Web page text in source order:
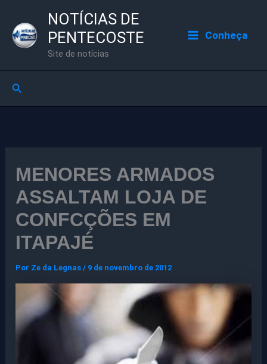
para
NOTÍCIAS DE
PENTECOSTE
Site de notícias
Conheça
Pesquisar
MENORES ARMADOS
ASSALTAM LOJA DE
CONFCÇÕES EM
ITAPAJÉ
Por Ze da Legnas/ 9 de novembro de 2012